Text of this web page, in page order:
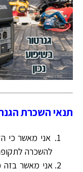
תנאי השכרת
אני מאשר כי
להשכרה
אני מאשר בזה